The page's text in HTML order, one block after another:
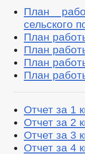
План
сельского
План
План
План
План
Отчет за 1
Отчет за 2
Отчет за 3
Отчет за 4